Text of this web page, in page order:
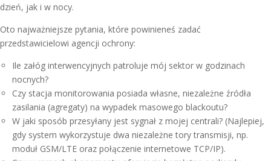
dzień, jak i w nocy.
Oto najważniejsze pytania, które powinieneś zadać
przedstawicielowi agencji ochrony:
Ile załóg interwencyjnych patroluje mój sektor w godzinach
nocnych?
Czy stacja monitorowania posiada własne, niezależne źródła
zasilania (agregaty) na wypadek masowego blackoutu?
W jaki sposób przesyłany jest sygnał z mojej centrali? (Najlepiej,
gdy system wykorzystuje dwa niezależne tory transmisji, np.
moduł GSM/LTE oraz połączenie internetowe TCP/IP).